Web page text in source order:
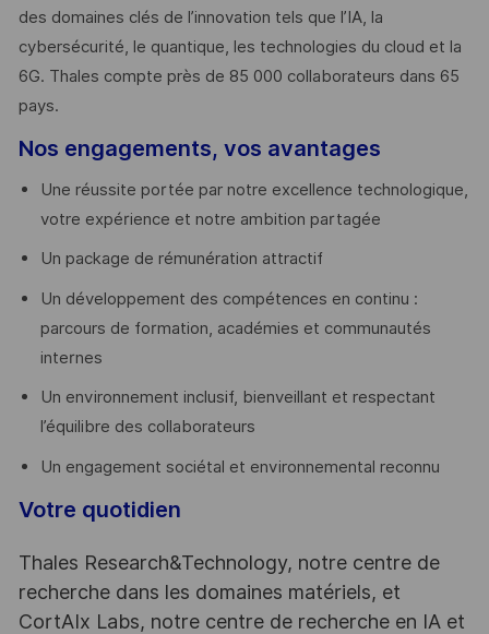
des domaines clés de l’innovation tels que l’IA, la
cybersécurité, le quantique, les technologies du cloud et la
6G. Thales compte près de 85 000 collaborateurs dans 65
pays. ​
Nos engagements, vos avantages
Une réussite portée par notre excellence technologique,
votre expérience et notre ambition partagée
Un package de rémunération attractif
Un développement des compétences en continu :
parcours de formation, académies et communautés
internes
Un environnement inclusif, bienveillant et respectant
l’équilibre des collaborateurs
Un engagement sociétal et environnemental reconnu
Votre quotidien
Thales Research&Technology, notre centre de
recherche dans les domaines matériels, et
CortAIx Labs, notre centre de recherche en IA et